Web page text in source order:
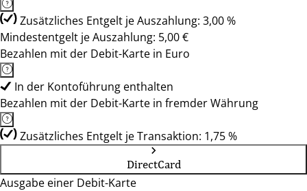
Zusätzliches Entgelt je Auszahlung: 3,00 %
Mindestentgelt je Auszahlung: 5,00 €
Bezahlen mit der Debit-Karte in Euro
In der Kontoführung enthalten
Bezahlen mit der Debit-Karte in fremder Währung
Zusätzliches Entgelt je Transaktion: 1,75 %
DirectCard
Ausgabe einer Debit-Karte